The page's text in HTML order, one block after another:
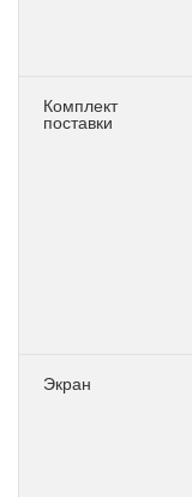
Комплект
поставки
Экран